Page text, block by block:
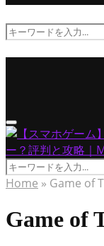
Search
Primary
Menu
Search
for:
Home » Game of
Game of